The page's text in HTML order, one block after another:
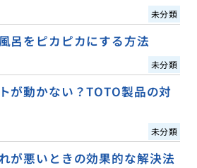
未分類
呂をピカピカにする方法
未分類
が動かない？TOTO製品の対
未分類
が悪いときの効果的な解決法